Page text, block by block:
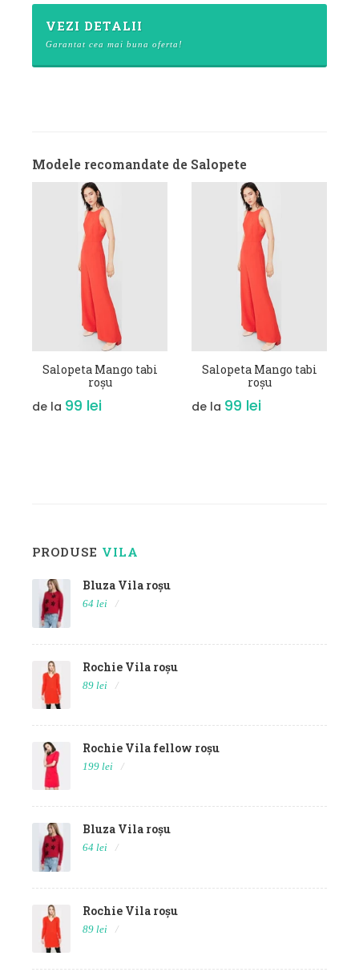
VEZI DETALII
Garantat cea mai buna oferta!
Modele recomandate de Salopete
VEZI DETALII
Salopeta Mango tabi
roșu
de la99 lei
VEZI DETALII
Salopeta Vila
bleumarin
79 lei
PRODUSE VILA
Bluza Vila roșu
64 lei
Rochie Vila roșu
89 lei
Rochie Vila fellow roșu
199 lei
Bluza Vila roșu
64 lei
Rochie Vila roșu
89 lei